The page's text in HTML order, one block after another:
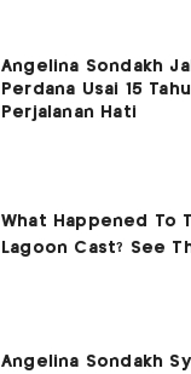
Angelina Sondakh
Perdana Usai 15
Perjalanan Hati
Angelina Sondakh